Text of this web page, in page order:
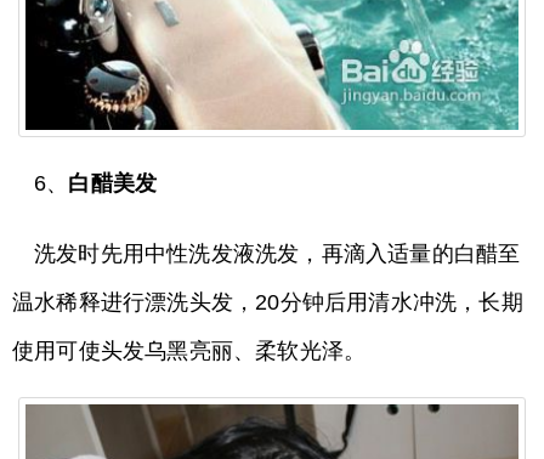
6、 白醋美发
洗发时先用中性洗发液洗发，再滴入适量的白醋至
温水稀释进行漂洗头发，20分钟后用清水冲洗，长期
使用可使头发乌黑亮丽、柔软光泽。